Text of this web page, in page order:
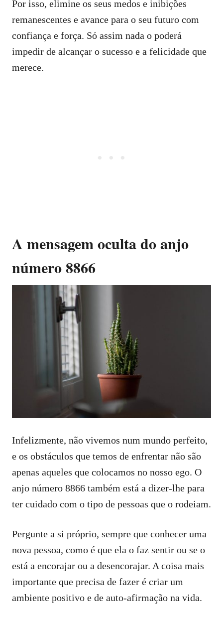
Por isso, elimine os seus medos e inibições
remanescentes e avance para o seu futuro com
confiança e força. Só assim nada o poderá
impedir de alcançar o sucesso e a felicidade que
merece.
A mensagem oculta do anjo
número 8866
Infelizmente, não vivemos num mundo perfeito,
e os obstáculos que temos de enfrentar não são
apenas aqueles que colocamos no nosso ego. O
anjo número 8866 também está a dizer-lhe para
ter cuidado com o tipo de pessoas que o rodeiam.
Pergunte a si próprio, sempre que conhecer uma
nova pessoa, como é que ela o faz sentir ou se o
está a encorajar ou a desencorajar. A coisa mais
importante que precisa de fazer é criar um
ambiente positivo e de auto-afirmação na vida.